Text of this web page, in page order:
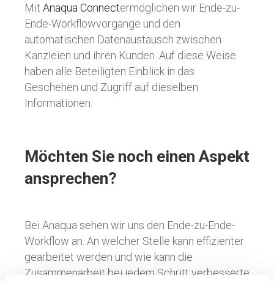
Mit Anaqua Connectermöglichen wir Ende-zu-
Ende-Workflowvorgänge und den
automatischen Datenaustausch zwischen
Kanzleien und ihren Kunden. Auf diese Weise
haben alle Beteiligten Einblick in das
Geschehen und Zugriff auf dieselben
Informationen.
Möchten Sie noch einen Aspekt
ansprechen?
Bei Anaqua sehen wir uns den Ende-zu-Ende-
Workflow an. An welcher Stelle kann effizienter
gearbeitet werden und wie kann die
Zusammenarbeit bei jedem Schritt verbesserte